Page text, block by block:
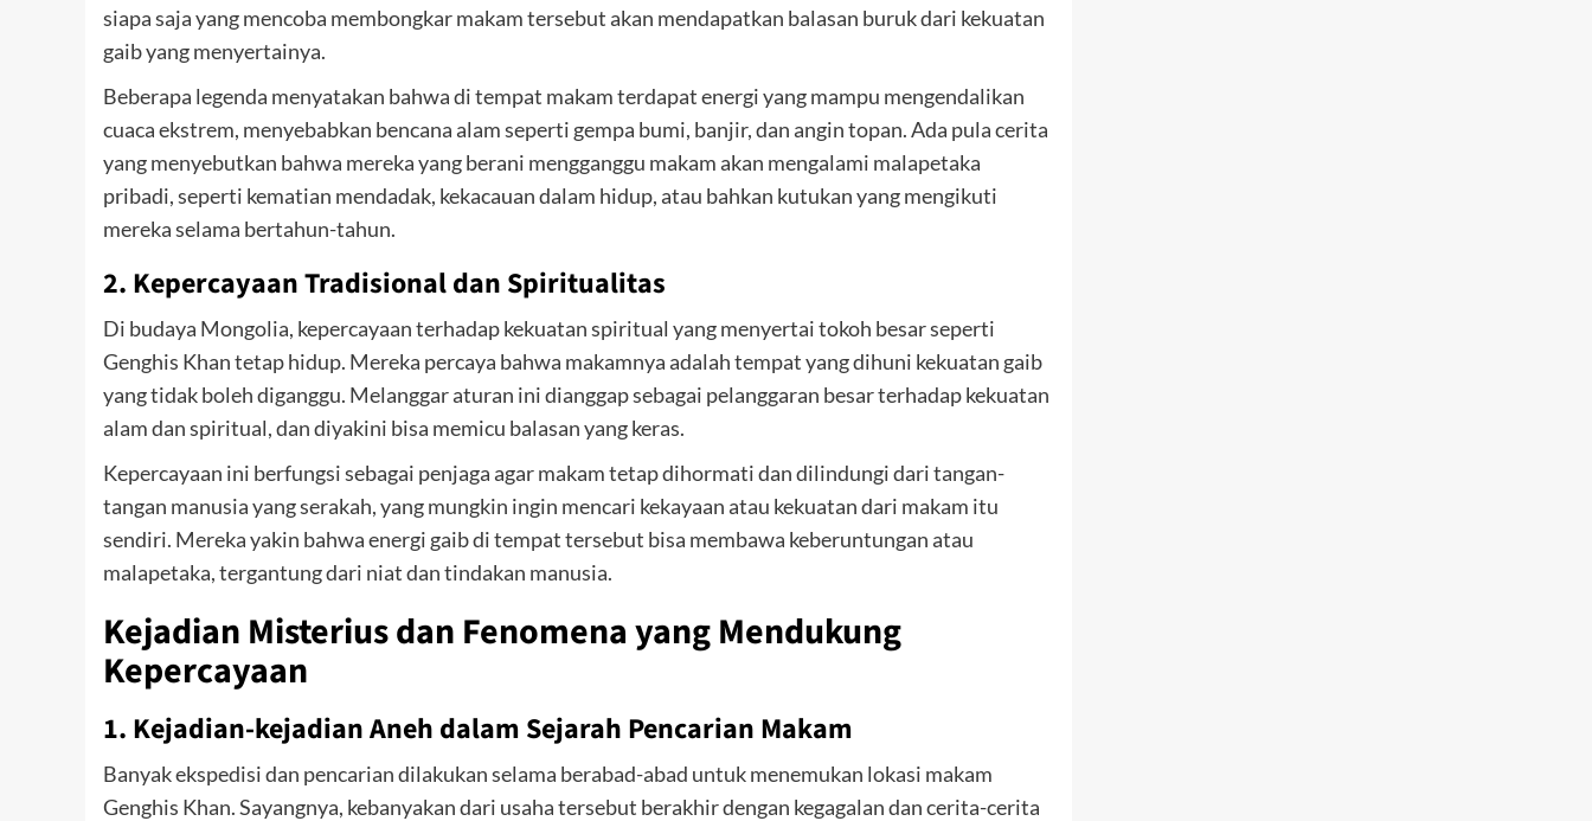
siapa saja yang mencoba membongkar makam tersebut akan mendapatkan balasan buruk dari kekuatan
gaib yang menyertainya.
Beberapa legenda menyatakan bahwa di tempat makam terdapat energi yang mampu mengendalikan
cuaca ekstrem, menyebabkan bencana alam seperti gempa bumi, banjir, dan angin topan. Ada pula cerita
yang menyebutkan bahwa mereka yang berani mengganggu makam akan mengalami malapetaka
pribadi, seperti kematian mendadak, kekacauan dalam hidup, atau bahkan kutukan yang mengikuti
mereka selama bertahun-tahun.
2. Kepercayaan Tradisional dan Spiritualitas
Di budaya Mongolia, kepercayaan terhadap kekuatan spiritual yang menyertai tokoh besar seperti
Genghis Khan tetap hidup. Mereka percaya bahwa makamnya adalah tempat yang dihuni kekuatan gaib
yang tidak boleh diganggu. Melanggar aturan ini dianggap sebagai pelanggaran besar terhadap kekuatan
alam dan spiritual, dan diyakini bisa memicu balasan yang keras.
Kepercayaan ini berfungsi sebagai penjaga agar makam tetap dihormati dan dilindungi dari tangan-
tangan manusia yang serakah, yang mungkin ingin mencari kekayaan atau kekuatan dari makam itu
sendiri. Mereka yakin bahwa energi gaib di tempat tersebut bisa membawa keberuntungan atau
malapetaka, tergantung dari niat dan tindakan manusia.
Kejadian Misterius dan Fenomena yang Mendukung
Kepercayaan
1. Kejadian-kejadian Aneh dalam Sejarah Pencarian Makam
Banyak ekspedisi dan pencarian dilakukan selama berabad-abad untuk menemukan lokasi makam
Genghis Khan. Sayangnya, kebanyakan dari usaha tersebut berakhir dengan kegagalan dan cerita-cerita